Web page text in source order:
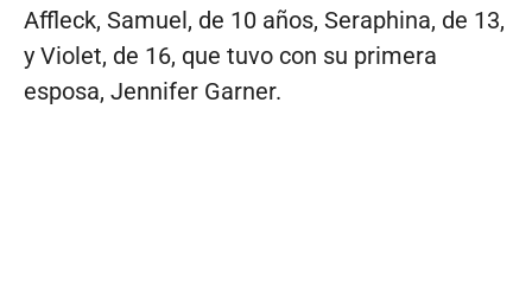
Affleck, Samuel, de 10 años, Seraphina, de 13,
y Violet, de 16, que tuvo con su primera
esposa, Jennifer Garner.